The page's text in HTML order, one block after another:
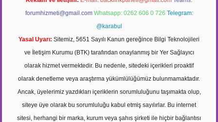
forumhizmeti@gmail.com Whatsapp: 0262 606 0 726 Telegram:
@karabul
Yasal Uyarı: Sitemiz, 5651 Sayılı Kanun gereğince Bilgi Teknolojileri
ve İletişim Kurumu (BTK) tarafından onaylanmış bir Yer Sağlayıcı
olarak hizmet vermektedir. Bu nedenle, sitedeki içerikleri proaktif
olarak denetleme veya araştırma yükümlülüğümüz bulunmamaktadır.
Ancak, üyelerimiz yazdıkları içeriklerin sorumluluğunu taşımakta olup,
siteye üye olarak bu sorumluluğu kabul etmiş sayılırlar. Bu internet
sitesi, herhangi bir marka, kurum veya şahıs şirketi ile hiçbir bağlantısı